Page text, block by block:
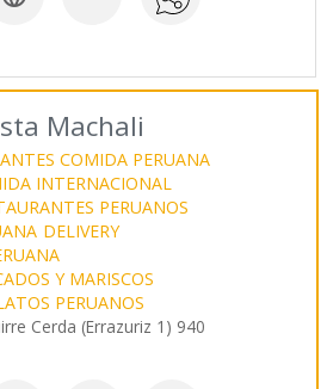
Machali
COMIDA PERUANA
INTERNACIONAL
PERUANOS
DELIVERY
Y MARISCOS
PERUANOS
Cerda (Errazuriz 1) 940